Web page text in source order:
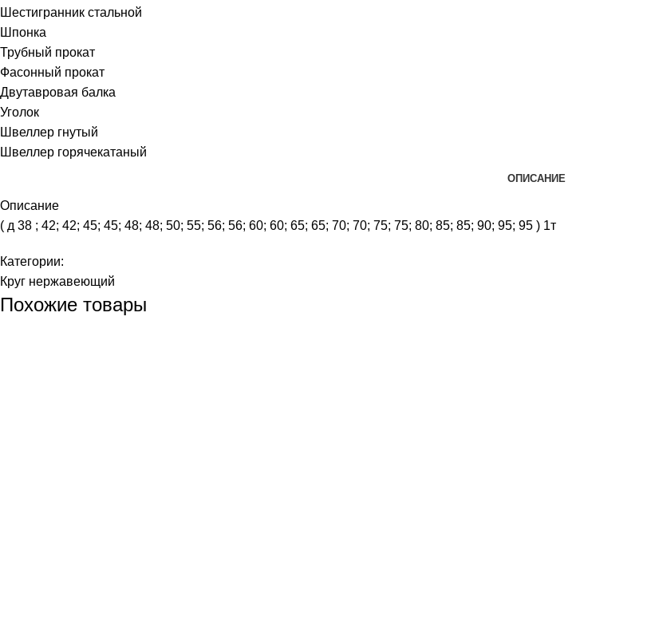
Шестигранник стальной
Шпонка
Трубный прокат
Фасонный прокат
Двутавровая балка
Уголок
Швеллер гнутый
Швеллер горячекатаный
ОПИСАНИЕ
Описание
( д 38 ; 42; 42; 45; 45; 48; 48; 50; 55; 56; 56; 60; 60; 65; 65; 70; 70; 75; 75; 80; 85; 85; 90; 95; 95 ) 1т
Категории:
Круг нержавеющий
Похожие товары